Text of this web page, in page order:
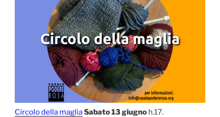
Circolo della magliaSabato 13 giugno h.17.